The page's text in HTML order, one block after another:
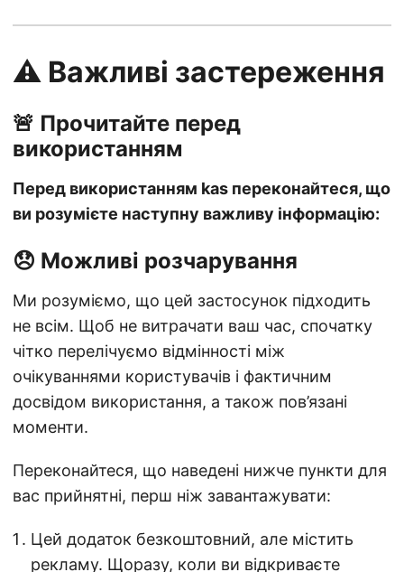
⚠️ Важливі застереження
🚨 Прочитайте перед
використанням
Перед використанням kas переконайтеся, що
ви розумієте наступну важливу інформацію:
😞 Можливі розчарування
Ми розуміємо, що цей застосунок підходить
не всім. Щоб не витрачати ваш час, спочатку
чітко перелічуємо відмінності між
очікуваннями користувачів і фактичним
досвідом використання, а також пов’язані
моменти.
Переконайтеся, що наведені нижче пункти для
вас прийнятні, перш ніж завантажувати:
Цей додаток безкоштовний, але містить
рекламу. Щоразу, коли ви відкриваєте